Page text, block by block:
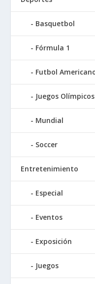
Basquetbol
Fórmula 1
Futbol
Juegos Olímpicos
Mundial
Soccer
Entretenimiento
Especial
Eventos
Exposición
Juegos